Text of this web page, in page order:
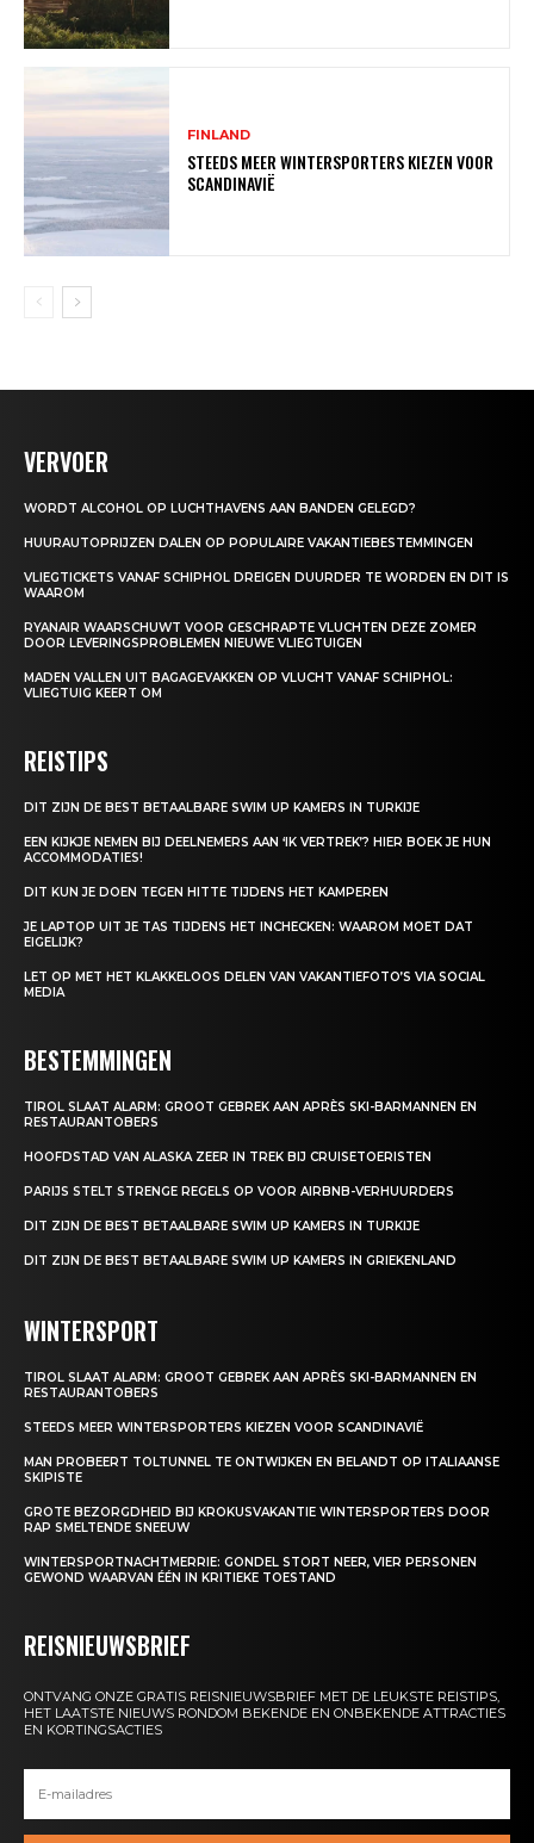
FINLAND
STEEDS MEER WINTERSPORTERS KIEZEN VOOR
SCANDINAVIË
VERVOER
WORDT ALCOHOL OP LUCHTHAVENS AAN BANDEN GELEGD?
HUURAUTOPRIJZEN DALEN OP POPULAIRE VAKANTIEBESTEMMINGEN
VLIEGTICKETS VANAF SCHIPHOL DREIGEN DUURDER TE WORDEN EN DIT IS
WAAROM
RYANAIR WAARSCHUWT VOOR GESCHRAPTE VLUCHTEN DEZE ZOMER
DOOR LEVERINGSPROBLEMEN NIEUWE VLIEGTUIGEN
MADEN VALLEN UIT BAGAGEVAKKEN OP VLUCHT VANAF SCHIPHOL:
VLIEGTUIG KEERT OM
REISTIPS
DIT ZIJN DE BEST BETAALBARE SWIM UP KAMERS IN TURKIJE
EEN KIJKJE NEMEN BIJ DEELNEMERS AAN ‘IK VERTREK’? HIER BOEK JE HUN
ACCOMMODATIES!
DIT KUN JE DOEN TEGEN HITTE TIJDENS HET KAMPEREN
JE LAPTOP UIT JE TAS TIJDENS HET INCHECKEN: WAAROM MOET DAT
EIGELIJK?
LET OP MET HET KLAKKELOOS DELEN VAN VAKANTIEFOTO’S VIA SOCIAL
MEDIA
BESTEMMINGEN
TIROL SLAAT ALARM: GROOT GEBREK AAN APRÈS SKI-BARMANNEN EN
RESTAURANTOBERS
HOOFDSTAD VAN ALASKA ZEER IN TREK BIJ CRUISETOERISTEN
PARIJS STELT STRENGE REGELS OP VOOR AIRBNB-VERHUURDERS
DIT ZIJN DE BEST BETAALBARE SWIM UP KAMERS IN TURKIJE
DIT ZIJN DE BEST BETAALBARE SWIM UP KAMERS IN GRIEKENLAND
WINTERSPORT
TIROL SLAAT ALARM: GROOT GEBREK AAN APRÈS SKI-BARMANNEN EN
RESTAURANTOBERS
STEEDS MEER WINTERSPORTERS KIEZEN VOOR SCANDINAVIË
MAN PROBEERT TOLTUNNEL TE ONTWIJKEN EN BELANDT OP ITALIAANSE
SKIPISTE
GROTE BEZORGDHEID BIJ KROKUSVAKANTIE WINTERSPORTERS DOOR
RAP SMELTENDE SNEEUW
WINTERSPORTNACHTMERRIE: GONDEL STORT NEER, VIER PERSONEN
GEWOND WAARVAN ÉÉN IN KRITIEKE TOESTAND
REISNIEUWSBRIEF
ONTVANG ONZE GRATIS REISNIEUWSBRIEF MET DE LEUKSTE REISTIPS,
HET LAATSTE NIEUWS RONDOM BEKENDE EN ONBEKENDE ATTRACTIES
EN KORTINGSACTIES